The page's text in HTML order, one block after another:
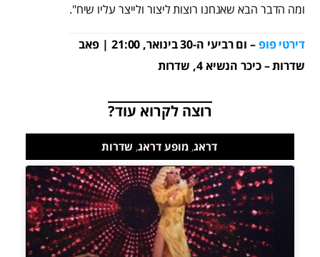
ומה הדבר הבא שאנחנו רוצות ליצור ולייצר עליו שיח".
דירטי פופ
– ום רביעי ה-30 בינואר, 21:00 | פאב
שדרות – כיכר הנשיא 4, שדרות
רוצה לקרוא עוד?
דראג, מופע דראג, שדרות